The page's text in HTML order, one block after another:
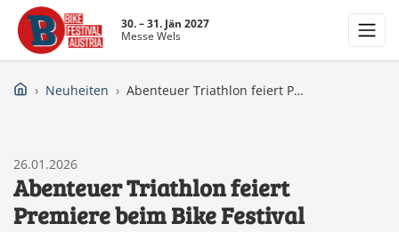
30. – 31. Jän 2027
Messe Wels
Neuheiten Abenteuer Triathlon feiert Premiere beim Bike Festival
26.01.2026
Abenteuer Triathlon feiert
Premiere beim Bike Festival